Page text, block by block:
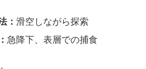
： 滑空しながら探索
急降下、表層での捕食